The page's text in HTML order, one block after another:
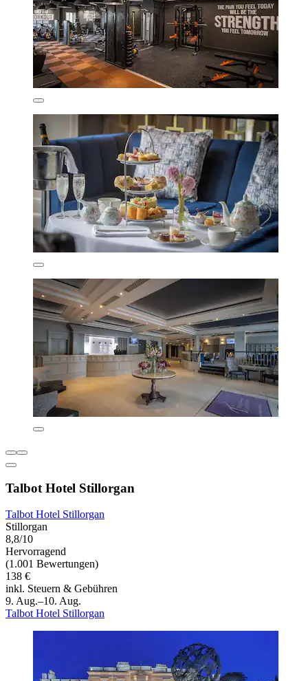
Talbot Hotel Stillorgan
Talbot Hotel Stillorgan
Stillorgan
8,8/10
Hervorragend
(1.001 Bewertungen)
138 €
inkl. Steuern & Gebühren
9. Aug.–10. Aug.
Talbot Hotel Stillorgan